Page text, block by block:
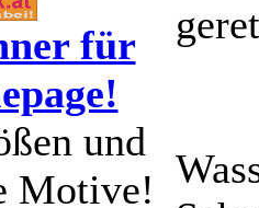
für
und
Motive!